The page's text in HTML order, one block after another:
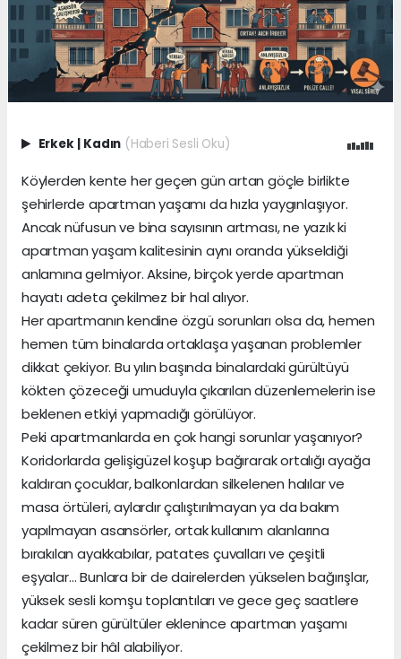
Erkek | Kadın (Haberi Sesli Oku)
Köylerden kente her geçen gün artan göçle birlikte
şehirlerde apartman yaşamı da hızla yaygınlaşıyor.
Ancak nüfusun ve bina sayısının artması, ne yazık ki
apartman yaşam kalitesinin aynı oranda yükseldiği
anlamına gelmiyor. Aksine, birçok yerde apartman
hayatı adeta çekilmez bir hal alıyor.
Her apartmanın kendine özgü sorunları olsa da, hemen
hemen tüm binalarda ortaklaşa yaşanan problemler
dikkat çekiyor. Bu yılın başında binalardaki gürültüyü
kökten çözeceği umuduyla çıkarılan düzenlemelerin ise
beklenen etkiyi yapmadığı görülüyor.
Peki apartmanlarda en çok hangi sorunlar yaşanıyor?
Koridorlarda gelişigüzel koşup bağırarak ortalığı ayağa
kaldıran çocuklar, balkonlardan silkelenen halılar ve
masa örtüleri, aylardır çalıştırılmayan ya da bakım
yapılmayan asansörler, ortak kullanım alanlarına
bırakılan ayakkabılar, patates çuvalları ve çeşitli
eşyalar… Bunlara bir de dairelerden yükselen bağırışlar,
yüksek sesli komşu toplantıları ve gece geç saatlere
kadar süren gürültüler eklenince apartman yaşamı
çekilmez bir hâl alabiliyor.